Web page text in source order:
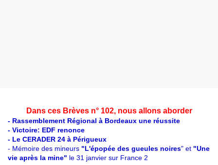
Dans ces Brèves n° 102, nous allons aborder
- Rassemblement Régional à Bordeaux une réussite
- Victoire: EDF renonce
- Le CERADER 24 à Périgueux
- Mémoire des mineurs "L'épopée des gueules noires" et "Une
vie après la mine" le 31 janvier sur France 2